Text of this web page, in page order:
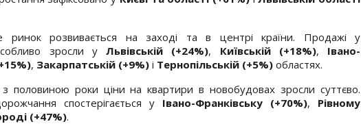
ринок розвивається на заході та в центрі країни. Продажі у
зросли у Львівській (+24%), Київській (+18%), Івано-
, Закарпатській (+9%) і Тернопільській (+5%) областях.
половиною роки ціни на квартири в новобудовах зросли суттєво.
спостерігається у Івано-Франківську (+70%), Рівному
(+47%).